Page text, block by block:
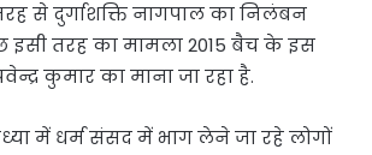
से दुर्गाशक्ति नागपाल का निलंबन
इसी तरह का मामला 2015 बैच के इस
कुमार का माना जा रहा है.
में धर्म संसद में भाग लेने जा रहे लोगों